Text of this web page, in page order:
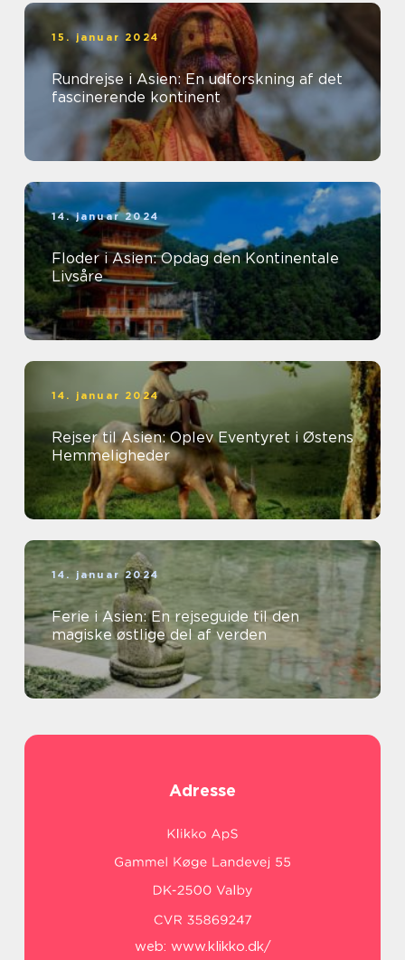
15. januar 2024
Rundrejse i Asien: En udforskning af det
fascinerende kontinent
14. januar 2024
Floder i Asien: Opdag den Kontinentale
Livsåre
14. januar 2024
Rejser til Asien: Oplev Eventyret i Østens
Hemmeligheder
14. januar 2024
Ferie i Asien: En rejseguide til den
magiske østlige del af verden
Adresse
web: www.klikko.dk/